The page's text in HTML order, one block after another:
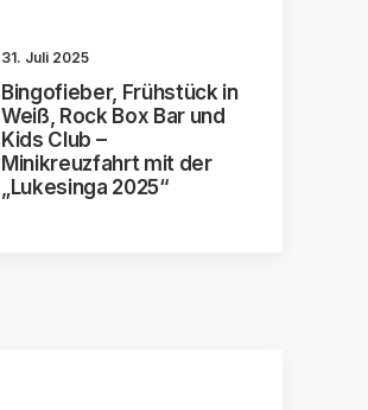
31. Juli 2025
Bingofieber, Frühstück in
Weiß, Rock Box Bar und
Kids Club –
Minikreuzfahrt mit der
„Lukesinga 2025“